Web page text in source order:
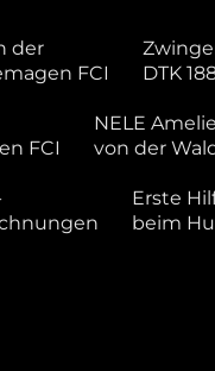
der
FCI
DTK
FCI
NELE Amelie
von der
Erste
beim